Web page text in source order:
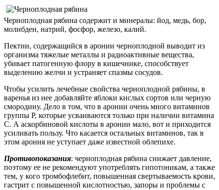
Черноплодная рябина содержит и минералы: йод, медь, бор,
молибден, натрий, фосфор, железо, калий.
Пектин, содержащийся в аронии черноплодной выводит из
организма тяжелые металлы и радиоактивные вещества,
убивает патогенную флору в кишечнике, способствует
выделению желчи и устраняет спазмы сосудов.
Чтобы усилить лечебные свойства черноплодной рябины, в
варенья из нее добавляйте яблоки кислых сортов или черную
смородину. Дело в том, что в аронии очень много витаминов
группы Р, которые усваиваются только при наличии витамина
С. А аскорбиновой кислоты в аронии мало, вот и приходится
усиливать пользу. Что касается остальных витаминов, так в
этом арония не уступает даже известной облепихе.
Противопоказания: черноплодная рябина снижает давление,
поэтому ее не рекомендуют употреблять гипотоникам, а также
тем, у кого тромбофлебит, повышенная свертываемость крови,
гастрит с повышенной кислотностью, запоры и проблемы с